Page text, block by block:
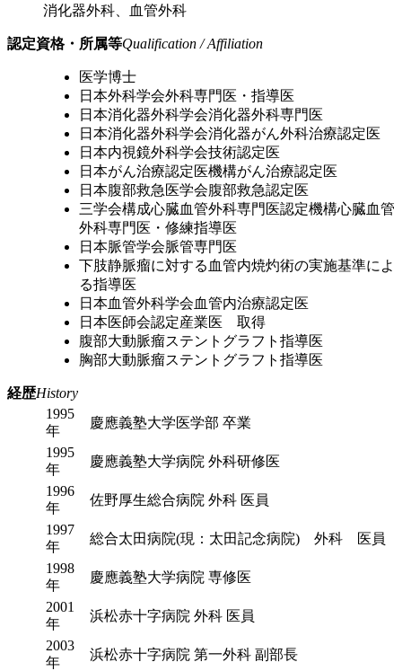
消化器外科、血管外科
認定資格・所属等Qualification / Affiliation
医学博士
日本外科学会外科専門医・指導医
日本消化器外科学会消化器外科専門医
日本消化器外科学会消化器がん外科治療認定医
日本内視鏡外科学会技術認定医
日本がん治療認定医機構がん治療認定医
日本腹部救急医学会腹部救急認定医
三学会構成心臓血管外科専門医認定機構心臓血管
外科専門医・修練指導医
日本脈管学会脈管専門医
下肢静脈瘤に対する血管内焼灼術の実施基準によ
る指導医
日本血管外科学会血管内治療認定医
日本医師会認定産業医 取得
腹部大動脈瘤ステントグラフト指導医
胸部大動脈瘤ステントグラフト指導医
経歴History
1995
年
慶應義塾大学医学部 卒業
1995
年
慶應義塾大学病院 外科研修医
1996
年
佐野厚生総合病院 外科 医員
1997
年
総合太田病院(現：太田記念病院) 外科 医員
1998
年
慶應義塾大学病院 専修医
2001
年
浜松赤十字病院 外科 医員
2003
年
浜松赤十字病院 第一外科 副部長